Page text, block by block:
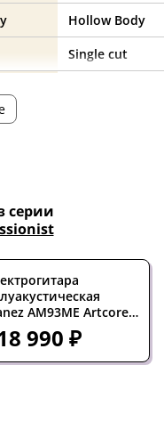
Hollow Body
Single cut
вишня
клен
палисандр
серии
AM93ME Artcore
Semi-
Natural
990 ₽